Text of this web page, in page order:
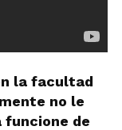
la facultad
no le
funcione de